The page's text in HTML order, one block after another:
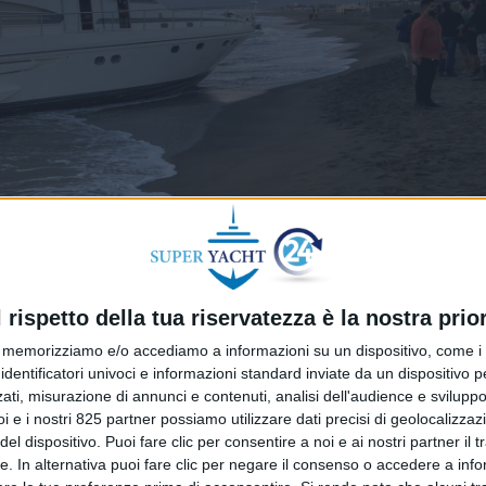
rispetto della tua riservatezza è la nostra
memorizziamo e/o accediamo a informazioni su un dispositivo, come
univoci e informazioni standard inviate da un dispositivo
misurazione di annunci e contenuti, analisi dell'audience e
e i nostri 825 partner possiamo utilizzare dati precisi di
dispositivo. Puoi fare clic per consentire a noi e ai nostri partner il
In alternativa puoi fare clic per negare il consenso o accedere a
arenatosi domenica lungo la costa a
della località laziale domenica pomeriggio tra lo
era finita spiaggiata nella località balneare. A
è stata la Capitaneria di porto: lo yacht aveva